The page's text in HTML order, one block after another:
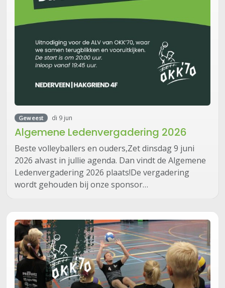
Geweest di 9 jun
Algemene Ledenvergadering 2026
Beste volleyballers en ouders,Zet dinsdag 9 juni
2026 alvast in jullie agenda. Dan vindt de Algemene
Ledenvergadering 2026 plaats!De vergadering
wordt gehouden bij onze sponsor…